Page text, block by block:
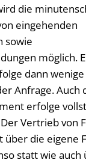
die
eingehenden
sowie
möglich.
dann
Anfrage. Auch
erfolge
Vertrieb von
über die eigene
statt wie auch